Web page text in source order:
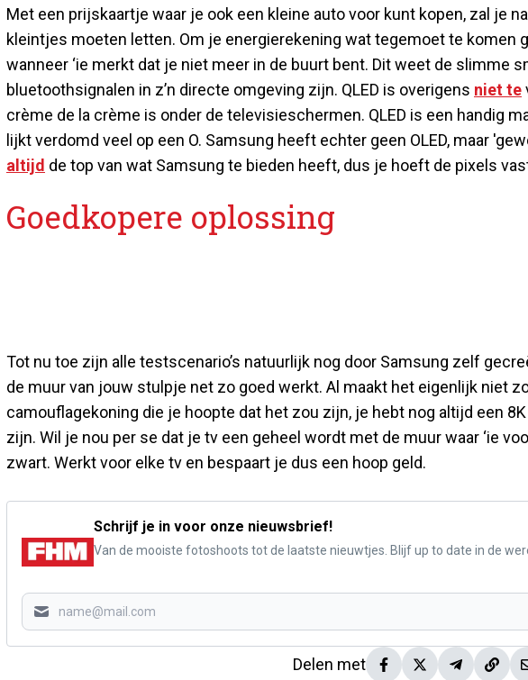
Met een prijskaartje waar je ook een kleine auto voor kunt kopen, zal je
kleintjes moeten letten. Om je energierekening wat tegemoet te komen
wanneer ‘ie merkt dat je niet meer in de buurt bent. Dit weet de slimme
bluetoothsignalen in z’n directe omgeving zijn. QLED is overigens niet te
crème de la crème is onder de televisieschermen. QLED is een handig
lijkt verdomd veel op een O. Samsung heeft echter geen OLED, maar
altijd de top van wat Samsung te bieden heeft, dus je hoeft de pixels
Goedkopere oplossing
Tot nu toe zijn alle testscenario’s natuurlijk nog door Samsung zelf
de muur van jouw stulpje net zo goed werkt. Al maakt het eigenlijk niet
camouflagekoning die je hoopte dat het zou zijn, je hebt nog altijd een
zijn. Wil je nou per se dat je tv een geheel wordt met de muur waar ‘ie
zwart. Werkt voor elke tv en bespaart je dus een hoop geld.
Schrijf je in voor onze nieuwsbrief!
Van de mooiste fotoshoots tot de laatste nieuwtjes. Blijf up to date in de
Delen met